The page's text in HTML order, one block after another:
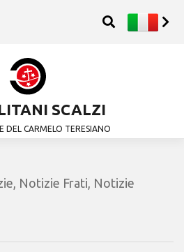
SCALZI
DEL CARMELO TERESIANO
Notizie Frati Notizie